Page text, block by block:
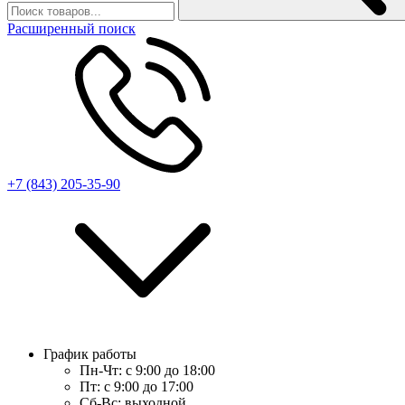
Расширенный поиск
+7 (843) 205-35-90
График работы
Пн-Чт: с 9:00 до 18:00
Пт: с 9:00 до 17:00